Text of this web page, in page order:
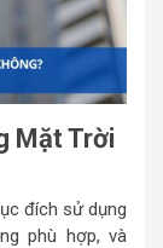
Mặt Trời
đích sử dụng
phù hợp, và